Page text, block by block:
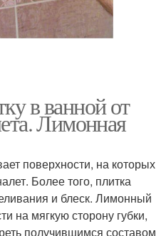
в ванной от
Лимонная
поверхности, на которых
Более того, плитка
и блеск. Лимонный
на мягкую сторону губки,
получившимся составом